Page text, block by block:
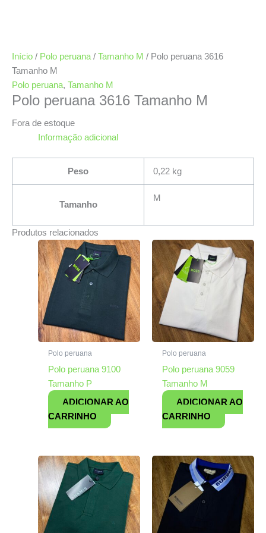
Início / Polo peruana / Tamanho M / Polo peruana 3616
Tamanho M
Polo peruana, Tamanho M
Polo peruana 3616 Tamanho M
Fora de estoque
Informação adicional
Peso 0,22 kg
Tamanho
M
Produtos relacionados
Polo peruana
Polo peruana 9100
Tamanho P
ADICIONAR AO
CARRINHO
Polo peruana
Polo peruana 9059
Tamanho M
ADICIONAR AO
CARRINHO